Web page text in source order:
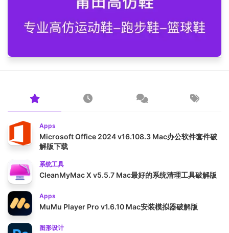
Apps
Microsoft Office 2024 v16.108.3 Mac办公软件套件破
解版下载
系统工具
CleanMyMac X v5.5.7 Mac最好的系统清理工具破解版
Apps
MuMu Player Pro v1.6.10 Mac安装模拟器破解版
图形设计